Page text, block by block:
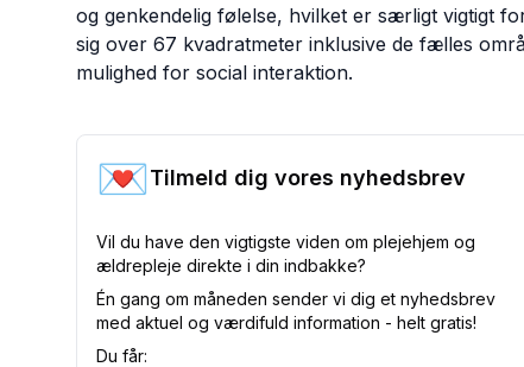
og genkendelig følelse, hvilket er særligt vigtigt
sig over 67 kvadratmeter inklusive de fælles
mulighed for social interaktion.
💌Tilmeld dig vores nyhedsbrev
Vil du have den vigtigste viden om plejehjem og
ældrepleje direkte i din indbakke?
Én gang om måneden sender vi dig et nyhedsbrev
med aktuel og værdifuld information - helt gratis!
Du får: